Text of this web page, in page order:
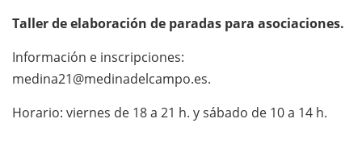
Taller de elaboración de paradas para asociaciones.
Información e inscripciones:
medina21@medinadelcampo.es.
Horario: viernes de 18 a 21 h. y sábado de 10 a 14 h.